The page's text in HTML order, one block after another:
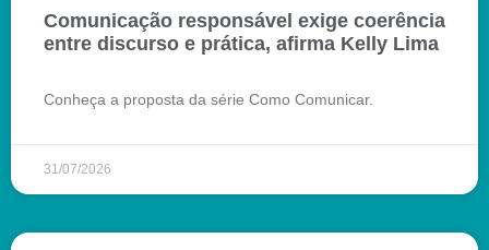
Comunicação responsável exige coerência
entre discurso e prática, afirma Kelly Lima
Conheça a proposta da série Como Comunicar.
31/07/2026